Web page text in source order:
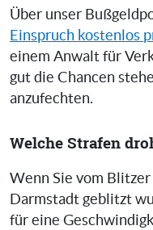
Über unser
Einspruch kostenlos
einem Anwalt für
gut die Chancen
anzufechten.
Welche Strafen
Wenn Sie vom
Darmstadt geblitzt
für eine